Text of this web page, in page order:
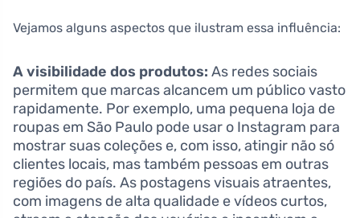
Vejamos alguns aspectos que ilustram essa influência:
A visibilidade dos produtos: As redes sociais
permitem que marcas alcancem um público vasto
rapidamente. Por exemplo, uma pequena loja de
roupas em São Paulo pode usar o Instagram para
mostrar suas coleções e, com isso, atingir não só
clientes locais, mas também pessoas em outras
regiões do país. As postagens visuais atraentes,
com imagens de alta qualidade e vídeos curtos,